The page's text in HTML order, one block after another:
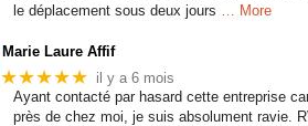
le déplacement sous deux jours
… More
Marie Laure Affif
★★★★★ il y a 6 mois
Ayant contacté par hasard cette entreprise
près de chez moi, je suis absolument ravie.